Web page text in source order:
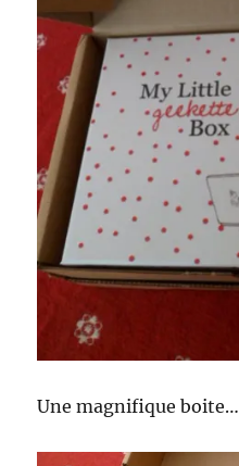
Une magnifique boite…